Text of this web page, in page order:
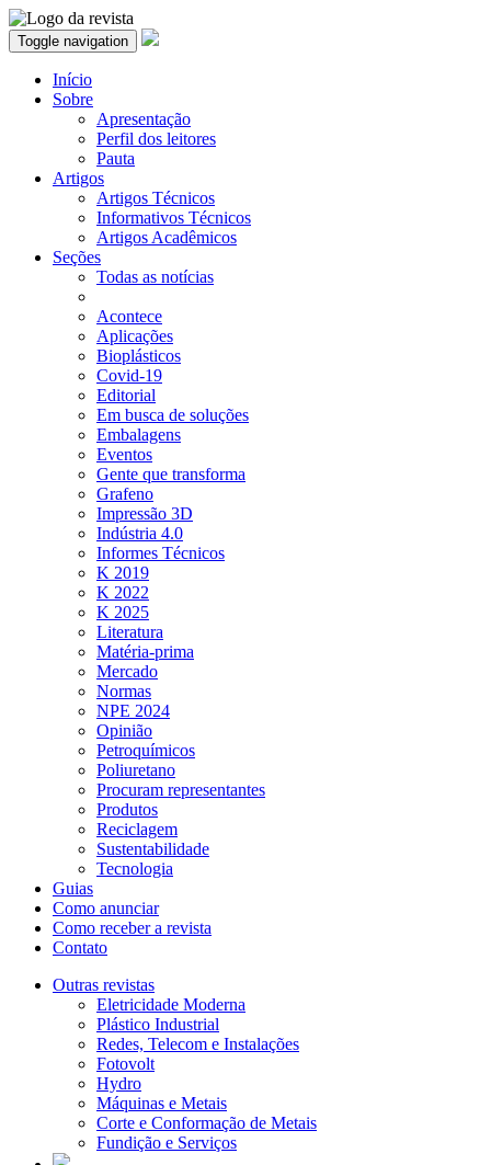
Toggle navigation
Início
Sobre
Apresentação
Perfil dos leitores
Pauta
Artigos
Artigos Técnicos
Informativos Técnicos
Artigos Acadêmicos
Seções
Todas as notícias
Acontece
Aplicações
Bioplásticos
Covid-19
Editorial
Em busca de soluções
Embalagens
Eventos
Gente que transforma
Grafeno
Impressão 3D
Indústria 4.0
Informes Técnicos
K 2019
K 2022
K 2025
Literatura
Matéria-prima
Mercado
Normas
NPE 2024
Opinião
Petroquímicos
Poliuretano
Procuram representantes
Produtos
Reciclagem
Sustentabilidade
Tecnologia
Guias
Como anunciar
Como receber a revista
Contato
Outras revistas
Eletricidade Moderna
Plástico Industrial
Redes, Telecom e Instalações
Fotovolt
Hydro
Máquinas e Metais
Corte e Conformação de Metais
Fundição e Serviços